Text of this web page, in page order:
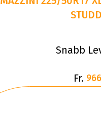
Snabb
Fr.